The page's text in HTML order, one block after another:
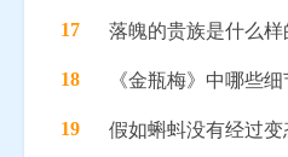
17 落魄的贵族是什么样
18 《金瓶梅》中哪些
19 假如蝌蚪没有经过变